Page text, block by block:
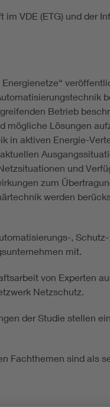
VDE (ETG) und der
Betrieb
Lösungen
in aktiven Energie-
und
zum
werden
,
mit.
von Experten
Netzschutz.
der Studie stellen
Fachthemen sind als